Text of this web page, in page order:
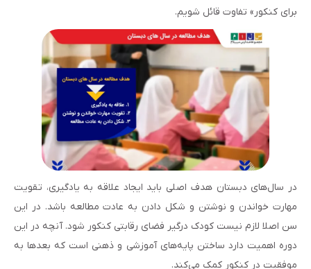
برای کنکور» تفاوت قائل شویم.
در سال‌های دبستان هدف اصلی باید ایجاد علاقه به یادگیری، تقویت
مهارت خواندن و نوشتن و شکل دادن به عادت مطالعه باشد. در این
سن اصلا لازم نیست کودک درگیر فضای رقابتی کنکور شود. آنچه در این
دوره اهمیت دارد ساختن پایه‌های آموزشی و ذهنی است که بعدها به
موفقیت در کنکور کمک می‌کند.